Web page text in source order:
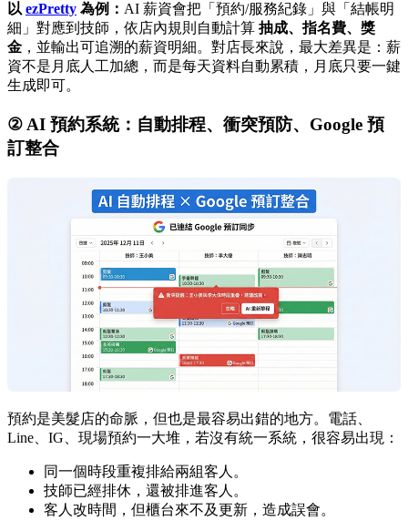
以 ezPretty 為例： AI 薪資會把「預約/服務紀錄」與「結帳明
細」對應到技師，依店內規則自動計算 抽成、指名費、獎
金 ，並輸出可追溯的薪資明細。對店長來說，最大差異是：薪
資不是月底人工加總，而是每天資料自動累積，月底只要一鍵
生成即可。
② AI 預約系統：自動排程、衝突預防、Google 預
訂整合
預約是美髮店的命脈，但也是最容易出錯的地方。電話、
Line、IG、現場預約一大堆，若沒有統一系統，很容易出現：
同一個時段重複排給兩組客人。
技師已經排休，還被排進客人。
客人改時間，但櫃台來不及更新，造成誤會。